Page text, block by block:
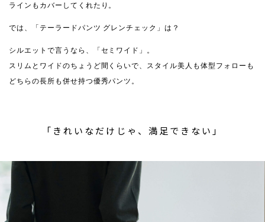
ラインもカバーしてくれたり。
では、「テーラードパンツ グレンチェック」は？
シルエットで言うなら、「セミワイド」。
スリムとワイドのちょうど間くらいで、スタイル美人も体型フォローも
どちらの長所も併せ持つ優秀パンツ。
「きれいなだけじゃ、満足できない」